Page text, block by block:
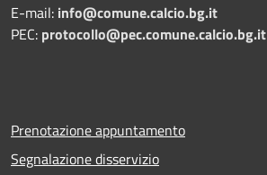
E-mail: info@comune.calcio.bg.it
PEC: protocollo@pec.comune.calcio.bg.it
Prenotazione appuntamento
Segnalazione disservizio